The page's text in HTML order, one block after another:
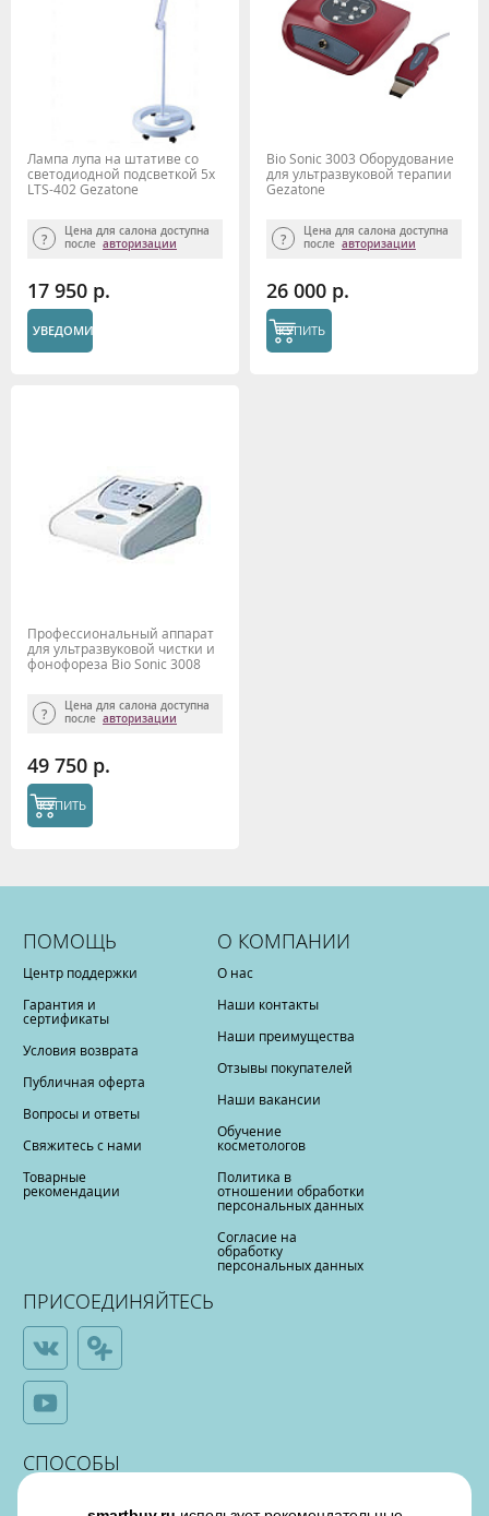
Лампа лупа на штативе со
светодиодной подсветкой 5х
LTS-402 Gezatone
Цена для салона доступна
после авторизации
17 950 р.
УВЕДОМИТЬ
Bio Sonic 3003 Оборудование
для ультразвуковой терапии
Gezatone
Цена для салона доступна
после авторизации
26 000 р.
КУПИТЬ
Профессиональный аппарат
для ультразвуковой чистки и
фонофореза Bio Sonic 3008
Цена для салона доступна
после авторизации
49 750 р.
КУПИТЬ
ПОМОЩЬ
Центр поддержки
Гарантия и
сертификаты
Условия возврата
Публичная оферта
Вопросы и ответы
Свяжитесь с нами
Товарные
рекомендации
О КОМПАНИИ
О нас
Наши контакты
Наши преимущества
Отзывы покупателей
Наши вакансии
Обучение
косметологов
Политика в
отношении обработки
персональных данных
Согласие на
обработку
персональных данных
ПРИСОЕДИНЯЙТЕСЬ
СПОСОБЫ
ОПЛАТЫ